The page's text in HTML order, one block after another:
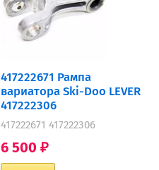
417222671 Рампа
вариатора Ski-Doo LEVER
417222306
417222671 417222306
6 500 ₽